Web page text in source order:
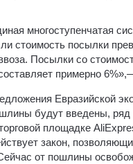
многоступенчатая
стоимость посылки
Посылки со
примерно
Евразийской
будут введены, ряд
площадке
закон,
от пошлины